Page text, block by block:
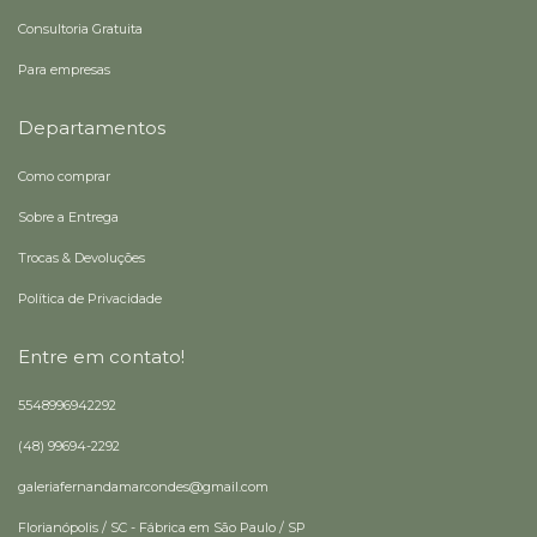
Consultoria Gratuita
Para empresas
Departamentos
Como comprar
Sobre a Entrega
Trocas & Devoluções
Política de Privacidade
Entre em contato!
5548996942292
(48) 99694-2292
galeriafernandamarcondes@gmail.com
Florianópolis / SC - Fábrica em São Paulo / SP